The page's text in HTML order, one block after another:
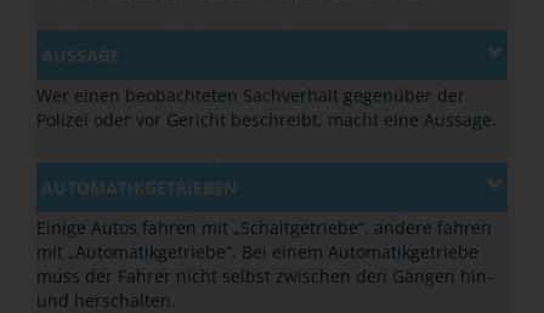
AUSSAGE
Wer einen beobachteten Sachverhalt gegenüber der
Polizei oder vor Gericht beschreibt, macht eine Aussage.
AUTOMATIKGETRIEBEN
Einige Autos fahren mit „Schaltgetriebe“, andere fahren
mit „Automatikgetriebe“. Bei einem Automatikgetriebe
muss der Fahrer nicht selbst zwischen den Gängen hin-
und herschalten.